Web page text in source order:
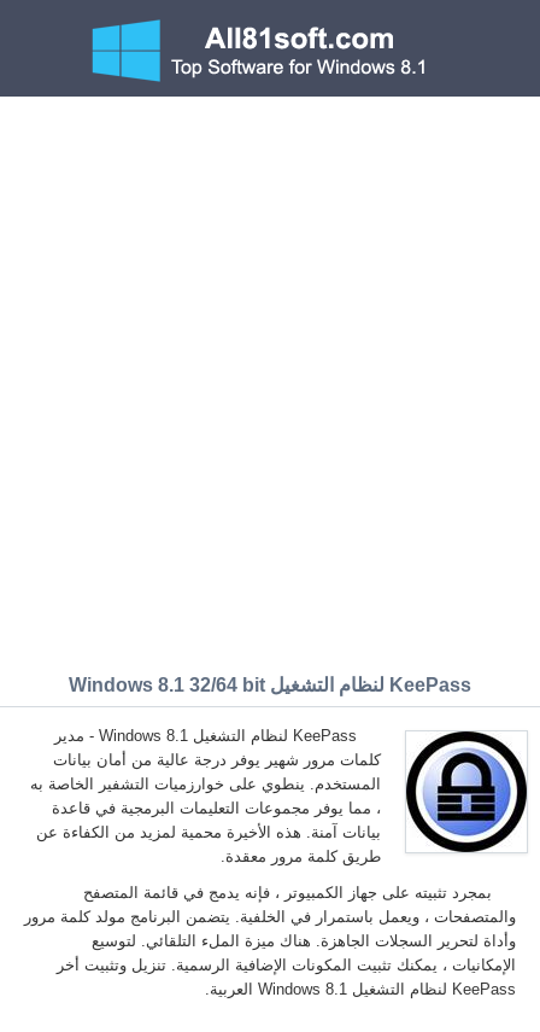
KeePass لنظام التشغيل Windows 8.1 32/64 bit
KeePass لنظام التشغيل Windows 8.1 - مدير
كلمات مرور شهير يوفر درجة عالية من أمان بيانات
المستخدم. ينطوي على خوارزميات التشفير الخاصة به
، مما يوفر مجموعات التعليمات البرمجية في قاعدة
بيانات آمنة. هذه الأخيرة محمية لمزيد من الكفاءة عن
طريق كلمة مرور معقدة.
بمجرد تثبيته على جهاز الكمبيوتر ، فإنه يدمج في قائمة المتصفح
والمتصفحات ، ويعمل باستمرار في الخلفية. يتضمن البرنامج مولد كلمة مرور
وأداة لتحرير السجلات الجاهزة. هناك ميزة الملء التلقائي. لتوسيع
الإمكانيات ، يمكنك تثبيت المكونات الإضافية الرسمية. تنزيل وتثبيت أخر
KeePass لنظام التشغيل Windows 8.1 العربية.